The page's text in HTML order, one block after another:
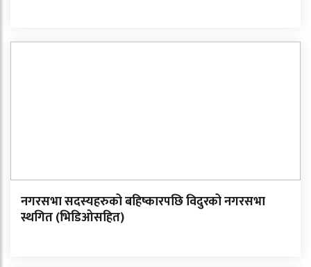
नगरसभा सदस्यहरुको बहिष्कारपछि विदुरको नगरसभा
स्थगित (भिडिओसहित)